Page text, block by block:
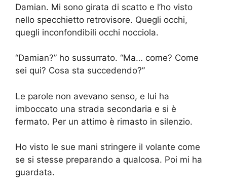
Damian. Mi sono girata di scatto e l’ho visto
nello specchietto retrovisore. Quegli occhi,
quegli inconfondibili occhi nocciola.
“Damian?” ho sussurrato. “Ma… come? Come
sei qui? Cosa sta succedendo?”
Le parole non avevano senso, e lui ha
imboccato una strada secondaria e si è
fermato. Per un attimo è rimasto in silenzio.
Ho visto le sue mani stringere il volante come
se si stesse preparando a qualcosa. Poi mi ha
guardata.